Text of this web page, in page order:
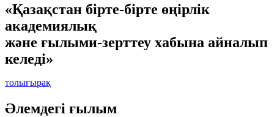
«Қазақстан бірте-бірте өңірлік
академиялық
және ғылыми-зерттеу хабына айналып
келеді»
толығырақ
Әлемдегі ғылым